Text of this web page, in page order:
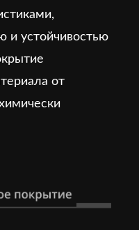
и устойчивостью
от